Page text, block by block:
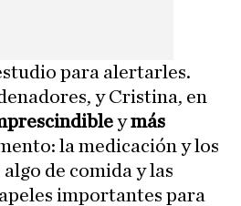
para alertarles.
y Cristina, en
ymás
la medicación y los
de comida y las
importantes para